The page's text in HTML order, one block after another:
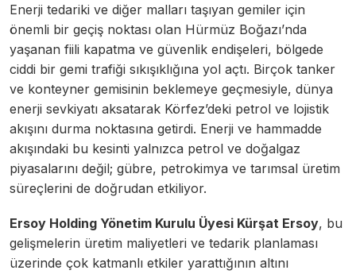
Enerji tedariki ve diğer malları taşıyan gemiler için
önemli bir geçiş noktası olan Hürmüz Boğazı’nda
yaşanan fiili kapatma ve güvenlik endişeleri, bölgede
ciddi bir gemi trafiği sıkışıklığına yol açtı. Birçok tanker
ve konteyner gemisinin beklemeye geçmesiyle, dünya
enerji sevkiyatı aksatarak Körfez’deki petrol ve lojistik
akışını durma noktasına getirdi. Enerji ve hammadde
akışındaki bu kesinti yalnızca petrol ve doğalgaz
piyasalarını değil; gübre, petrokimya ve tarımsal üretim
süreçlerini de doğrudan etkiliyor.
Ersoy Holding Yönetim Kurulu Üyesi Kürşat Ersoy, bu
gelişmelerin üretim maliyetleri ve tedarik planlaması
üzerinde çok katmanlı etkiler yarattığının altını